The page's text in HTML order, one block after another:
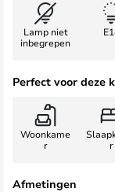
Lamp niet
inbegrepen
Perfect voor deze
Woonkame
r
r
Afmetingen